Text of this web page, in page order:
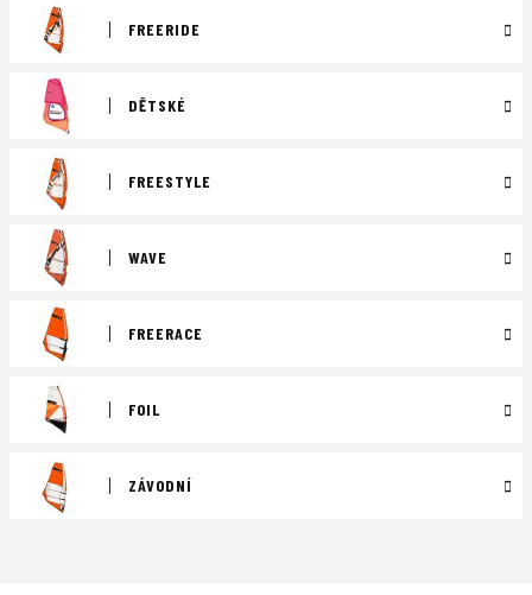
FREERIDE
DĚTSKÉ
FREESTYLE
WAVE
FREERACE
FOIL
ZÁVODNÍ